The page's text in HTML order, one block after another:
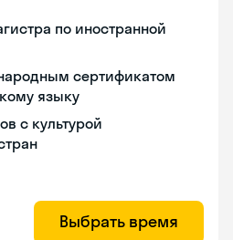
по иностранной
сертификатом
языку
с культурой
Выбрать время